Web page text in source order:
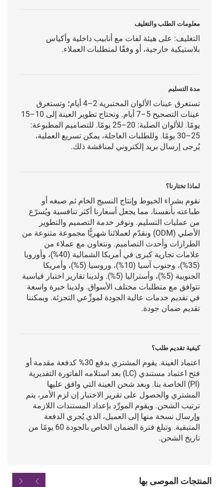
معلومات الطلب والتغليف
التغليف: على هيئة لفات مع أنابيب داخلية وأكياس
بلاستيكية خارجية، أو وفقًا لمتطلبات العملاء.
مدة التسليم
تستغرق عينات الألوان المختبرية 2–4 أيام؛ وتستغرق
عينات التصحيح 5–7 أيام. وتحتاج تطوير العينة إلى 10–15
يومًا. للألوان الصلبة: 20–25 يومًا. للتصاميم المطبوعة:
25–30 يومًا. وللطلبات العاجلة، يمكن تسريع العملية،
يُرجى إرسال بريد إلكتروني لمناقشة ذلك.
لماذا تختارنا؟
نقوم بشراء الخيوط وإنتاج النسيج الخام ثم صبغه أو
طباعته بأنفسنا، مما يجعل أسعارنا أكثر تنافسية ويُسرّع
من عمليات التسليم. ونوفر خدمة التصميم والتطوير
الأصلي (ODM) ونقدّم لعملائنا شهريًّا مجموعة متنوعة من
الطرازات وأحدث التصاميم. ونتعاون مع عملاء من
علامات تجارية كبرى في أمريكا الشمالية (40%)، وأوروبا
(35%)، وجنوب آسيا (10%)، وروسيا (5%)، وأمريكا
الجنوبية (5%)، وأستراليا (5%). ولدينا تقارير اختبار قياسية
تتوافق مع متطلبات مختلف الأسواق. ولدينا خبرة واسعة
في تقديم خدمات عالية الجودة لموزِّعي التجزئة. ويمكننا
تقديم ضمان جودة.
كيفية تقديم طلب؟
اعتماد العينة. يقوم المشتري بدفع 30% كدفعة مقدمة أو
فتح اعتماد مستندي (LC) بعد استلامه الفاتورة التقديرية
(PI) الخاصة بنا. وبعد شحن العينة التي وافق عليها
المشتري والحصول على تقرير الاختبار إن لزم الأمر، يتم
ترتيب الشحن. ويقوم المورِّد بإعداد المستندات اللازمة
وإرسال نسخة منها إلى العميل، الذي يُجري الدفعة
المتبقية. وتبلغ فترة الضمان الخاص بالجودة 60 يومًا من
تاريخ الشحن.
المنتجات الموصى بها